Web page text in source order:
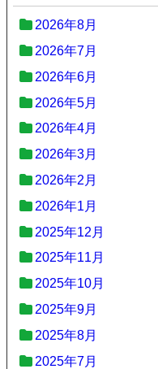
2026年8月
2026年7月
2026年6月
2026年5月
2026年4月
2026年3月
2026年2月
2026年1月
2025年12月
2025年11月
2025年10月
2025年9月
2025年8月
2025年7月